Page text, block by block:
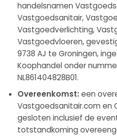
handelsnamen
Vastgoedsanitair,
Vastgoedverlichting,
Vastgoedvloeren,
9738 AJ te Groningen,
Koophandel onder
NL861404828B01.
Overeenkomst:een
Vastgoedsanitair.com en
gesloten inclusief de
totstandkoming